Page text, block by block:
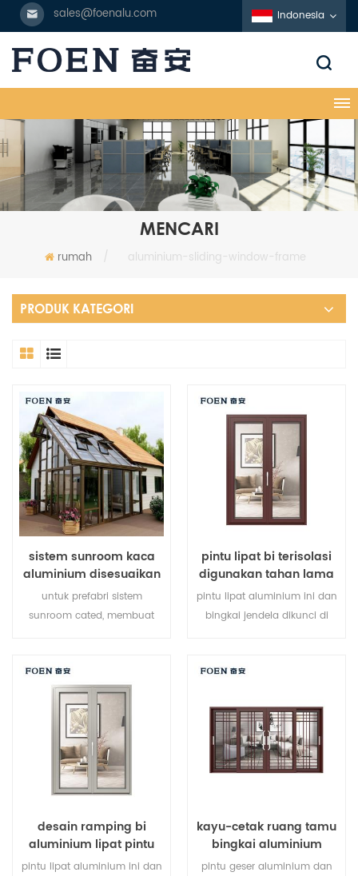
sales@foenalu.com Indonesia
MENCARI
rumah / aluminium-sliding-window-frame
PRODUK KATEGORI
sistem sunroom kaca
aluminium disesuaikan
untuk prefabri sistem
sunroom cated, membuat
pintu lipat bi terisolasi
digunakan tahan lama
untuk hotel tepi laut
pintu lipat aluminium ini dan
bingkai jendela dikunci di
anti-pencurian sangat baik.
memenuhi berbagai
kebutuhan arsitektur.
desain ramping bi
aluminium lipat pintu
kaca ganda
pintu lipat aluminium ini dan
kayu-cetak ruang tamu
bingkai aluminium
sistem jendela geser
pintu geser aluminium dan